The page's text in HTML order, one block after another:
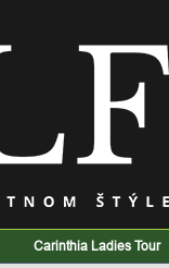
Carinthia Ladies Tour